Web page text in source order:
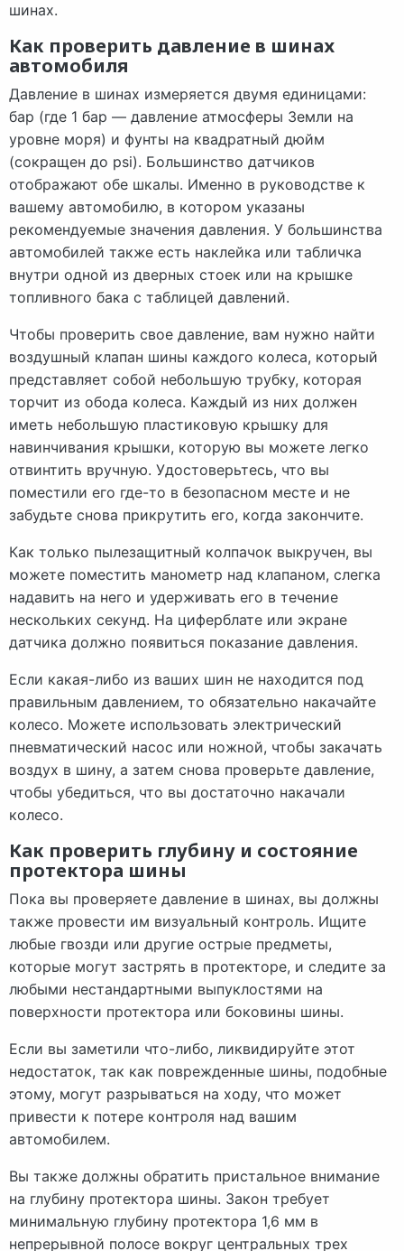
шинах.
Как проверить давление в шинах
автомобиля
Давление в шинах измеряется двумя единицами:
бар (где 1 бар — давление атмосферы Земли на
уровне моря) и фунты на квадратный дюйм
(сокращен до psi). Большинство датчиков
отображают обе шкалы. Именно в руководстве к
вашему автомобилю, в котором указаны
рекомендуемые значения давления. У большинства
автомобилей также есть наклейка или табличка
внутри одной из дверных стоек или на крышке
топливного бака с таблицей давлений.
Чтобы проверить свое давление, вам нужно найти
воздушный клапан шины каждого колеса, который
представляет собой небольшую трубку, которая
торчит из обода колеса. Каждый из них должен
иметь небольшую пластиковую крышку для
навинчивания крышки, которую вы можете легко
отвинтить вручную. Удостоверьтесь, что вы
поместили его где-то в безопасном месте и не
забудьте снова прикрутить его, когда закончите.
Как только пылезащитный колпачок выкручен, вы
можете поместить манометр над клапаном, слегка
надавить на него и удерживать его в течение
нескольких секунд. На циферблате или экране
датчика должно появиться показание давления.
Если какая-либо из ваших шин не находится под
правильным давлением, то обязательно накачайте
колесо. Можете использовать электрический
пневматический насос или ножной, чтобы закачать
воздух в шину, а затем снова проверьте давление,
чтобы убедиться, что вы достаточно накачали
колесо.
Как проверить глубину и состояние
протектора шины
Пока вы проверяете давление в шинах, вы должны
также провести им визуальный контроль. Ищите
любые гвозди или другие острые предметы,
которые могут застрять в протекторе, и следите за
любыми нестандартными выпуклостями на
поверхности протектора или боковины шины.
Если вы заметили что-либо, ликвидируйте этот
недостаток, так как поврежденные шины, подобные
этому, могут разрываться на ходу, что может
привести к потере контроля над вашим
автомобилем.
Вы также должны обратить пристальное внимание
на глубину протектора шины. Закон требует
минимальную глубину протектора 1,6 мм в
непрерывной полосе вокруг центральных трех